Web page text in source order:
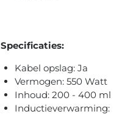
Specificaties:
Kabel opslag: Ja
Vermogen: 550 Watt
Inhoud: 200 - 400 ml
Inductieverwarming: